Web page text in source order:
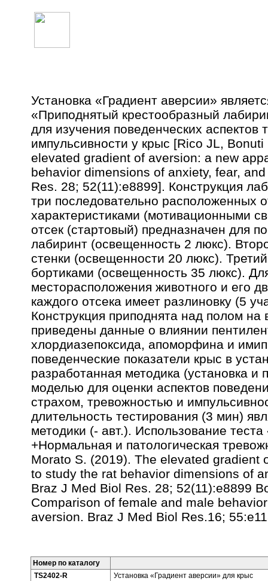
Установка «Градиент аверсии»
«Приподнятый крестообразный
для изучения поведенческих аспектов
импульсивности у крыс [Rico JL,
elevated gradient of aversion: a new
behavior dimensions of anxiety, fear,
Res. 28; 52(11):e8899]. Конструкция
три последовательно расположенных
характеристиками (мотивационными
отсек (стартовый) предназначен для
лабиринт (освещенность 2 люкс).
стенки (освещенности 20 люкс).
бортиками (освещенность 35 люкс).
месторасположения животного и его
каждого отсека имеет разлиновку (5
Конструкция приподнята над полом
приведены данные о влиянии
хлордиазепоксида, апоморфина и
поведенческие показатели крыс в
разработанная методика (установка и
моделью для оценки аспектов
страхом, тревожностью и
длительность тестирования (3 мин)
методики (- авт.). Использование
+Нормальная и патологическая
Morato S. (2019). The elevated gradient
to study the rat behavior dimensions of
Braz J Med Biol Res. 28; 52(11):e8899
Comparison of female and male
aversion. Braz J Med Biol Res.16;
Номер по каталогу
TS2402-R
Установка «Градиент аверсии» для крыс